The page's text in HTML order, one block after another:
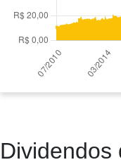
Dividendos